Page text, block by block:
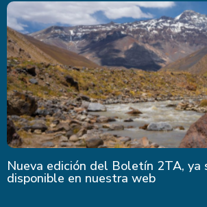
Nueva edición del Boletín 2TA, ya
disponible en nuestra web